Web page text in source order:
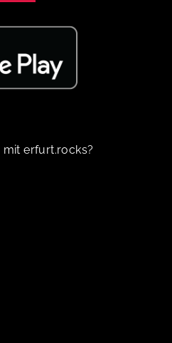
erfurt.rocks?